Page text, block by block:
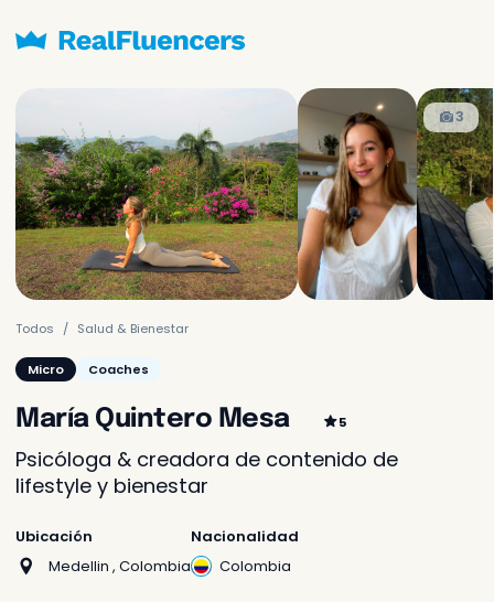
3
Solicitado frecuentemente
Sólo
Contenido
1.200.000 COP
Creación de un video o
imagen y enviado a ti
Contenidos y
publicación
1.000.000 COP
Más opciones para tu negocio
Te respondemos en 24h o
Todos Salud & Bienestar
Micro Coaches
María Quintero Mesa 5
Psicóloga & creadora de contenido de
lifestyle y bienestar
Ubicación
Medellin , Colombia
Nacionalidad
Colombia